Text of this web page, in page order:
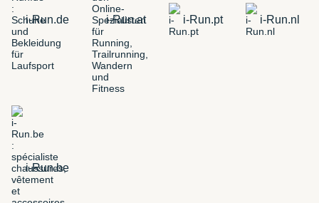
i-Run.de i-Run.at i-Run.pt i-Run.nl
i-Run.be